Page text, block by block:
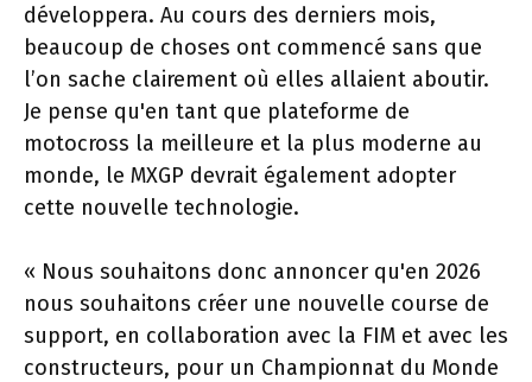
développera. Au cours des derniers mois,
beaucoup de choses ont commencé sans que
l’on sache clairement où elles allaient aboutir.
Je pense qu'en tant que plateforme de
motocross la meilleure et la plus moderne au
monde, le MXGP devrait également adopter
cette nouvelle technologie.
« Nous souhaitons donc annoncer qu'en 2026
nous souhaitons créer une nouvelle course de
support, en collaboration avec la FIM et avec les
constructeurs, pour un Championnat du Monde